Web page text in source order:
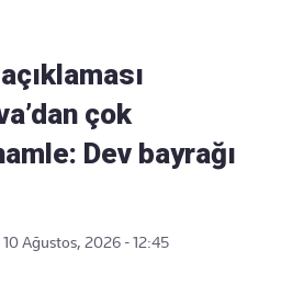
çok
Dev bayrağı
10 Ağustos, 2026 - 12:45